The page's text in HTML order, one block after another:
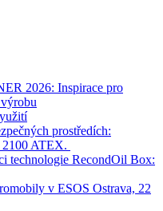
2026: Inspirace pro
prostředích:
2100 ATEX.
technologie RecondOil Box:
v ESOS Ostrava, 22